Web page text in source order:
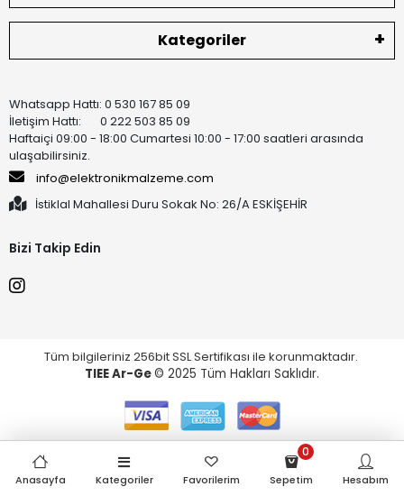
Kategoriler
Whatsapp Hattı: 0 530 167 85 09
İletişim Hattı: 0 222 503 85 09
Haftaiçi 09:00 - 18:00 Cumartesi 10:00 - 17:00 saatleri arasında
ulaşabilirsiniz.
info@elektronikmalzeme.com
İstiklal Mahallesi Duru Sokak No: 26/A ESKİŞEHİR
Bizi Takip Edin
Tüm bilgileriniz 256bit SSL Sertifikası ile korunmaktadır.
TIEE Ar-Ge© 2025 Tüm Hakları Saklıdır.
Anasayfa Kategoriler Favorilerim Sepetim
0
Hesabım